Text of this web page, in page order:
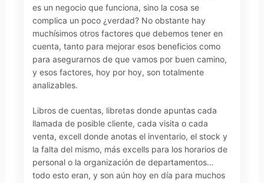
es un negocio que funciona, sino la cosa se
complica un poco ¿verdad? No obstante hay
muchísimos otros factores que debemos tener en
cuenta, tanto para mejorar esos beneficios como
para asegurarnos de que vamos por buen camino,
y esos factores, hoy por hoy, son totalmente
analizables.
Libros de cuentas, libretas donde apuntas cada
llamada de posible cliente, cada visita o cada
venta, excell donde anotas el inventario, el stock y
la falta del mismo, más excells para los horarios de
personal o la organización de departamentos…
todo esto eran, y son aún hoy en día para muchos